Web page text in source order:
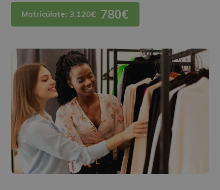
Matricúlate:3.120€ 780€